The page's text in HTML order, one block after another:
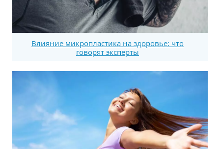
Влияние микропластика на здоровье: что
говорят эксперты